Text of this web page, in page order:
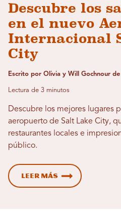
Descubre los
en el nuevo
Internacional
City
Escrito por Olivia y Will Gochnour
Lectura de 3 minutos
Descubre los mejores lugares
aeropuerto de Salt Lake City,
restaurantes locales e
público.
Leer más